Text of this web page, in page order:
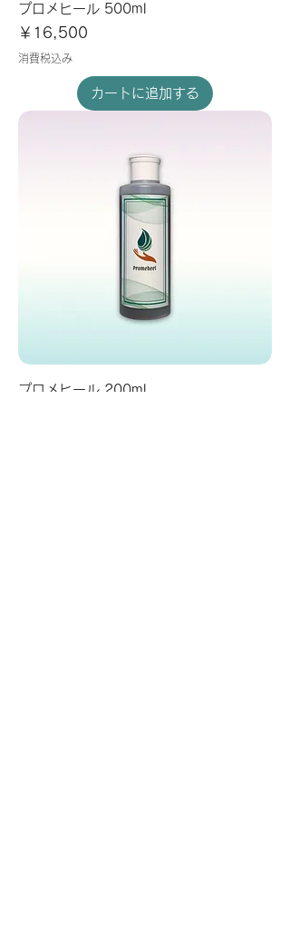
プロメヒール 500ml
価格
￥16,500
消費税込み
カートに追加する
プロメヒール 200ml